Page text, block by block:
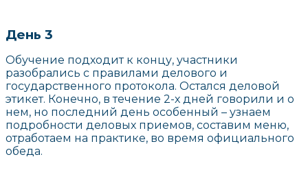
День 3
Обучение подходит к концу, участники
разобрались с правилами делового и
государственного протокола. Остался деловой
этикет. Конечно, в течение 2-х дней говорили и о
нем, но последний день особенный – узнаем
подробности деловых приемов, составим меню,
отработаем на практике, во время официального
обеда.